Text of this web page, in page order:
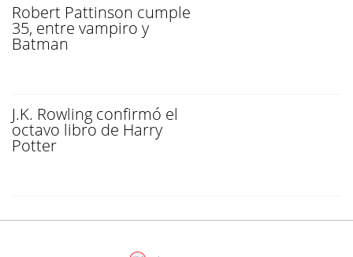
Robert Pattinson cumple
35, entre vampiro y
Batman
J.K. Rowling confirmó el
octavo libro de Harry
Potter